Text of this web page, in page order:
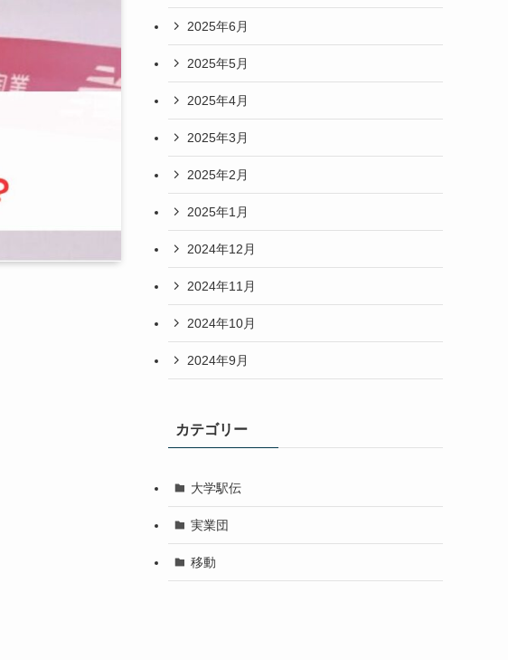
2025年6月
2025年5月
2025年4月
2025年3月
2025年2月
2025年1月
2024年12月
2024年11月
2024年10月
2024年9月
カテゴリー
大学駅伝
実業団
移動